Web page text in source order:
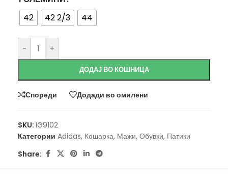
42
42 2/3 44
- +
ДОДАЈ ВО КОШНИЦА
Спореди Додади во омилени
SKU: IG9102
Категории Adidas, Кошарка, Мажи, Обувки, Патики
Share: